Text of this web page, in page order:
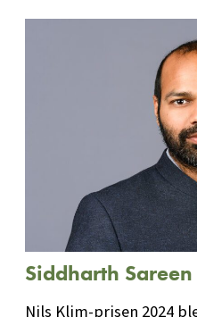
Siddharth Sareen
Nils Klim-prisen 2024